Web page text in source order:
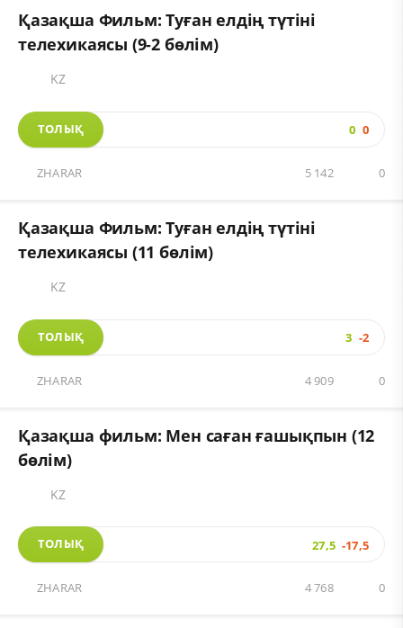
Қазақша Фильм: Туған елдің түтіні
телехикаясы (9-2 бөлім)
KZ
ТОЛЫҚ 0 0
ZHARAR 0
5 142
Қазақша Фильм: Туған елдің түтіні
телехикаясы (11 бөлім)
KZ
ТОЛЫҚ 3 -2
ZHARAR 0
4 909
Қазақша фильм: Мен саған ғашықпын (12
бөлім)
KZ
ТОЛЫҚ 27,5 -17,5
ZHARAR 0
4 768